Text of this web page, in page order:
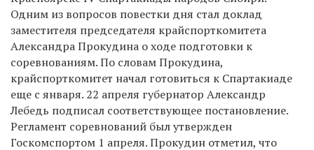
Одним из вопросов повестки дня стал доклад
заместителя председателя крайспорткомитета
Александра Прокудина о ходе подготовки к
соревнованиям. По словам Прокудина,
крайспорткомитет начал готовиться к Спартакиаде
еще с января. 22 апреля губернатор Александр
Лебедь подписал соответствующее постановление.
Регламент соревнований был утвержден
Госкомспортом 1 апреля. Прокудин отметил, что